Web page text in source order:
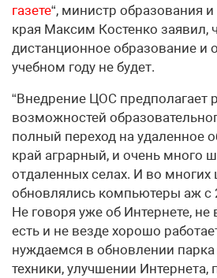
газете“, министр образования
края Максим Костенко заявил,
дистанционное образование и
учебном году не будет.
“Внедрение ЦОС предполагает
возможностей
полный переход на удаленное
край аграрный, и очень много
отдаленных селах. И во
обновлялись компьютеры аж с
Не говоря уже об Интернете, не
есть и не везде хорошо
нуждаемся в обновлении
техники, улучшении Интернета,